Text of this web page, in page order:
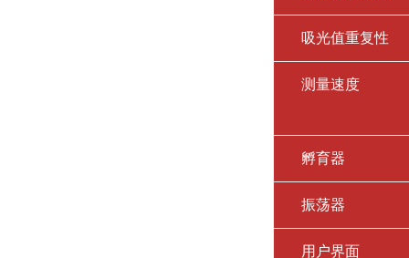
吸光值重复性
测量速度
孵育器
振荡器
用户界面